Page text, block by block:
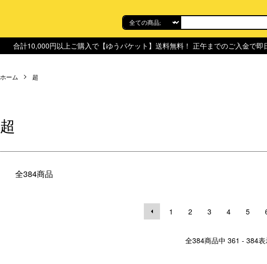
合計10,000円以上ご購入で【ゆうパケット】送料無料！ 正午までのご入金で即
ホーム 超
超
全384商品
1 2 3 4 5
全384商品中 361 - 384